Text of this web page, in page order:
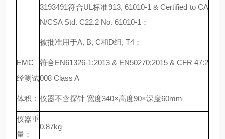
3193491符合UL标准913, 61010-1 & Certified to CA
N/CSA Std. C22.2 No. 61010-1；
被批准用于A, B, C和D组, T4；
EMC
经测试
符合EN61326-1:2013 & EN50270:2015 & CFR 47:2
008 Class A
体积： 仪器不含探针 宽度340×高度90×深度60mm
仪器重
量：
0.87kg